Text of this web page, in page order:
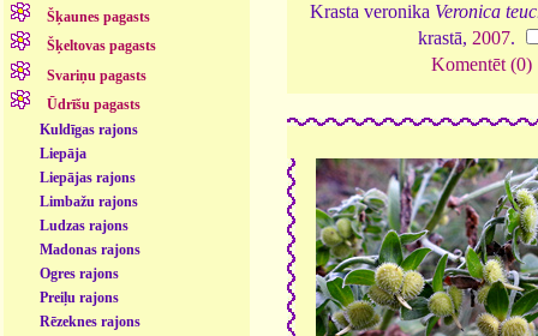
Šķaunes pagasts
Šķeltovas pagasts
Svariņu pagasts
Ūdrīšu pagasts
Kuldīgas rajons
Liepāja
Liepājas rajons
Limbažu rajons
Ludzas rajons
Madonas rajons
Ogres rajons
Preiļu rajons
Rēzeknes rajons
Krasta veronika Veronica
krastā, 2007.
Komentēt (0)